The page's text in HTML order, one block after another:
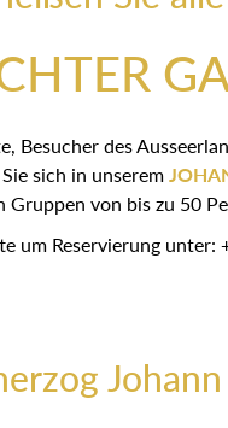
Besucher des
– lassen Sie sich
wir auch Gruppen von
um Reservierung